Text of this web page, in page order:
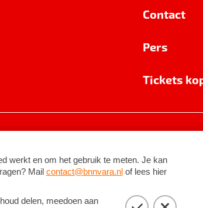
Contact
Pers
Tickets